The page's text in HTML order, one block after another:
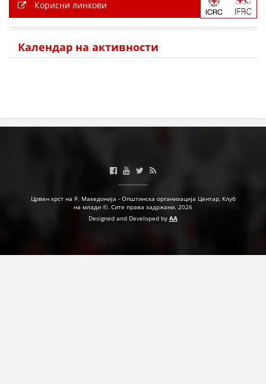
МЕЃУНАРОДНА СОРАБОТКА
ИНФОРМАЦИИ ЗА БОЛЕСТИ
МЕНАЏМЕНТ НА ВОЛОНТЕРИ
Корисни линкови
Календар на активности
Црвен крст на Р. Македонија - Општинска организација Центар, Клуб
на млади ©. Сите права задржани. 2026
Designed and Developed by AA